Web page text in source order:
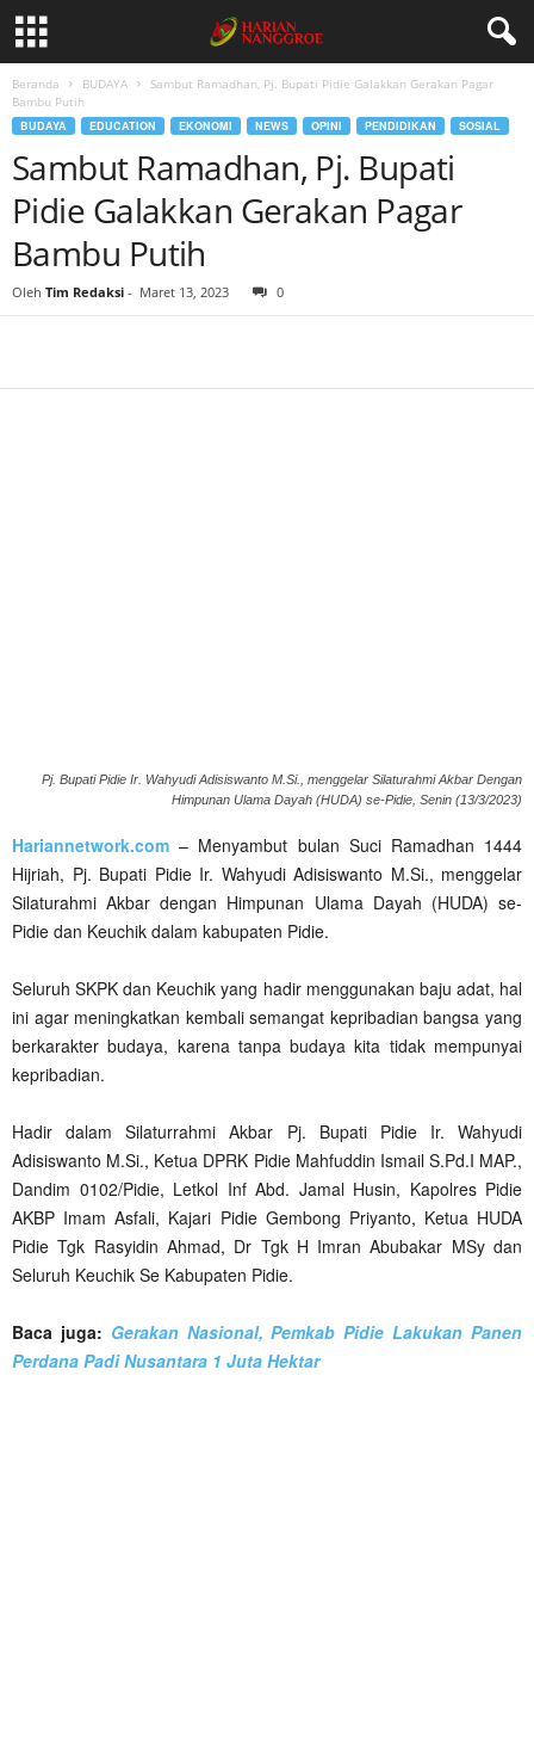
Beranda BUDAYA
Sambut Ramadhan, Pj. Bupati Pidie Galakkan Gerakan Pagar
Bambu Putih
BUDAYA EDUCATION EKONOMI NEWS OPINI PENDIDIKAN SOSIAL
Sambut Ramadhan, Pj. Bupati
Pidie Galakkan Gerakan Pagar
Bambu Putih
Oleh Tim Redaksi - Maret 13, 2023 0
Pj. Bupati Pidie Ir. Wahyudi Adisiswanto M.Si., menggelar Silaturahmi Akbar Dengan
Himpunan Ulama Dayah (HUDA) se-Pidie, Senin (13/3/2023)
Hariannetwork.com – Menyambut bulan Suci Ramadhan 1444
Hijriah, Pj. Bupati Pidie Ir. Wahyudi Adisiswanto M.Si., menggelar
Silaturahmi Akbar dengan Himpunan Ulama Dayah (HUDA) se-
Pidie dan Keuchik dalam kabupaten Pidie.
Seluruh SKPK dan Keuchik yang hadir menggunakan baju adat, hal
ini agar meningkatkan kembali semangat kepribadian bangsa yang
berkarakter budaya, karena tanpa budaya kita tidak mempunyai
kepribadian.
Hadir dalam Silaturrahmi Akbar Pj. Bupati Pidie Ir. Wahyudi
Adisiswanto M.Si., Ketua DPRK Pidie Mahfuddin Ismail S.Pd.I MAP.,
Dandim 0102/Pidie, Letkol Inf Abd. Jamal Husin, Kapolres Pidie
AKBP Imam Asfali, Kajari Pidie Gembong Priyanto, Ketua HUDA
Pidie Tgk Rasyidin Ahmad, Dr Tgk H Imran Abubakar MSy dan
Seluruh Keuchik Se Kabupaten Pidie.
Baca juga: Gerakan Nasional, Pemkab Pidie Lakukan Panen
Perdana Padi Nusantara 1 Juta Hektar